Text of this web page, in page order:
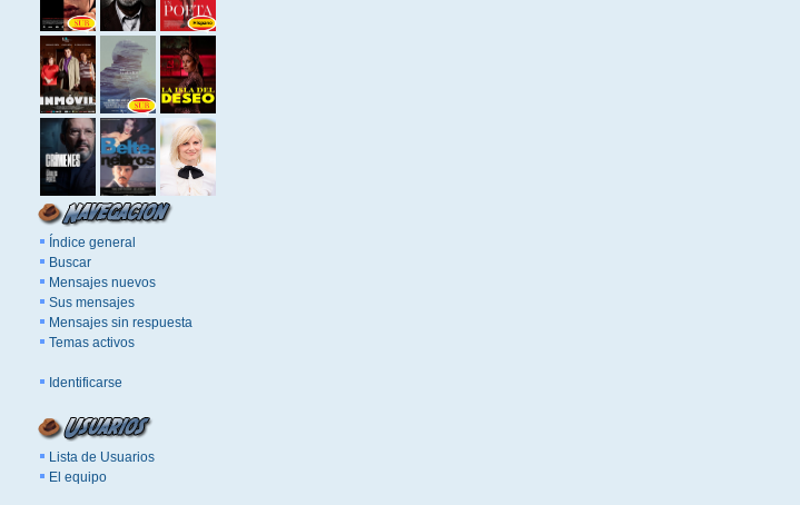
Índice general
Buscar
Mensajes nuevos
Sus mensajes
Mensajes sin respuesta
Temas activos
Identificarse
Lista de Usuarios
El equipo